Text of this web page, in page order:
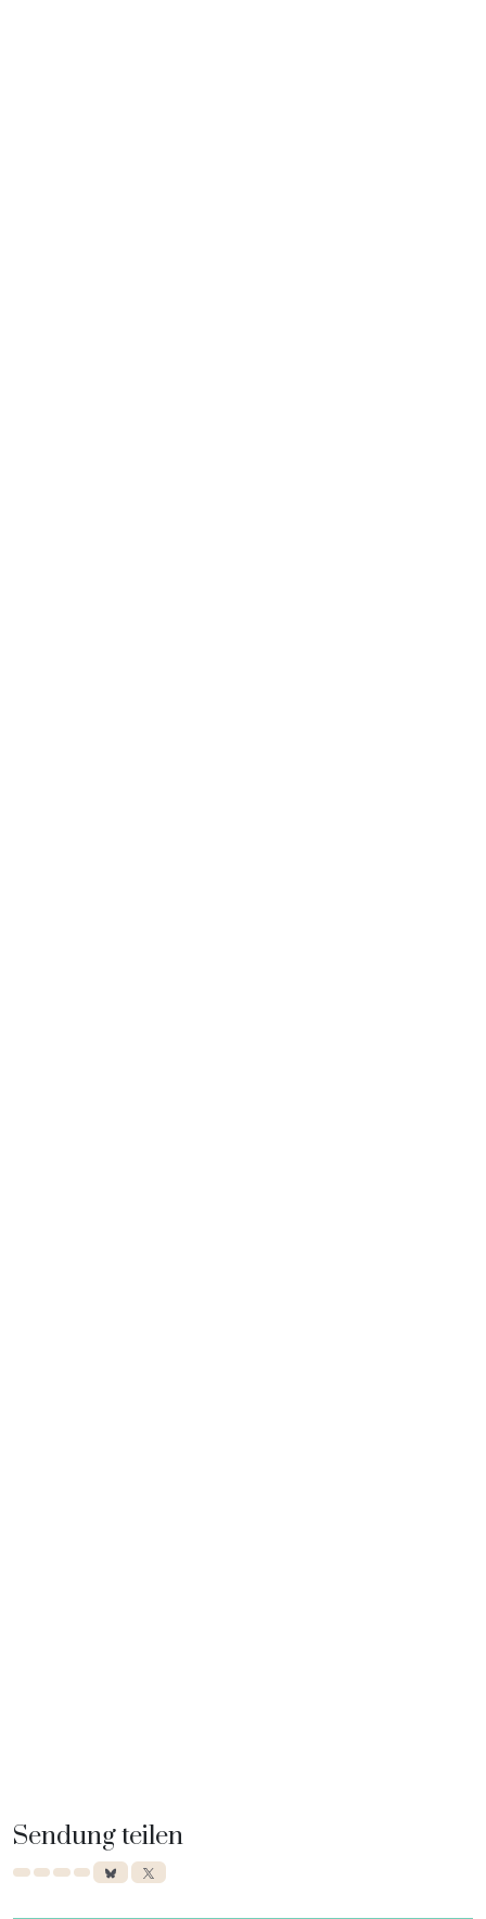
Sendung teilen